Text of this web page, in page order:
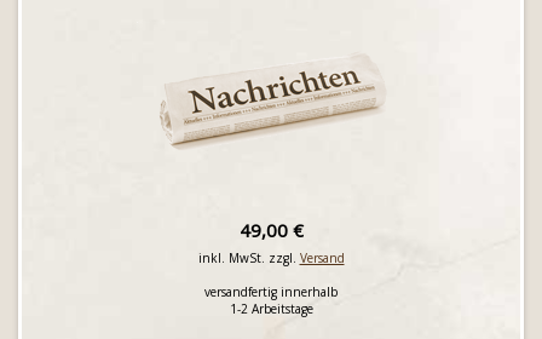
49,00 €
inkl. MwSt. zzgl. Versand
versandfertig innerhalb
1-2 Arbeitstage